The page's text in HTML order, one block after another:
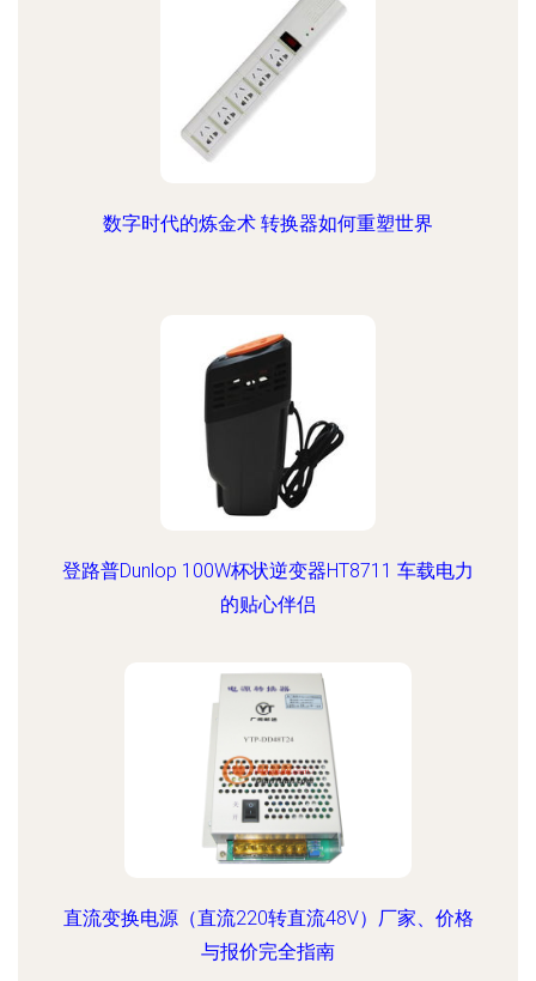
数字时代的炼金术 转换器如何重塑世界
登路普Dunlop 100W杯状逆变器HT8711 车载电力
的贴心伴侣
直流变换电源（直流220转直流48V）厂家、价格
与报价完全指南